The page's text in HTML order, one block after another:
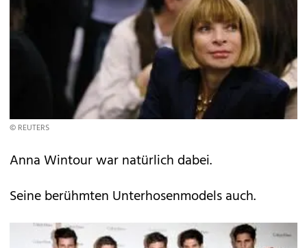
© REUTERS
Anna Wintour war natürlich dabei.
Seine berühmten Unterhosenmodels auch.